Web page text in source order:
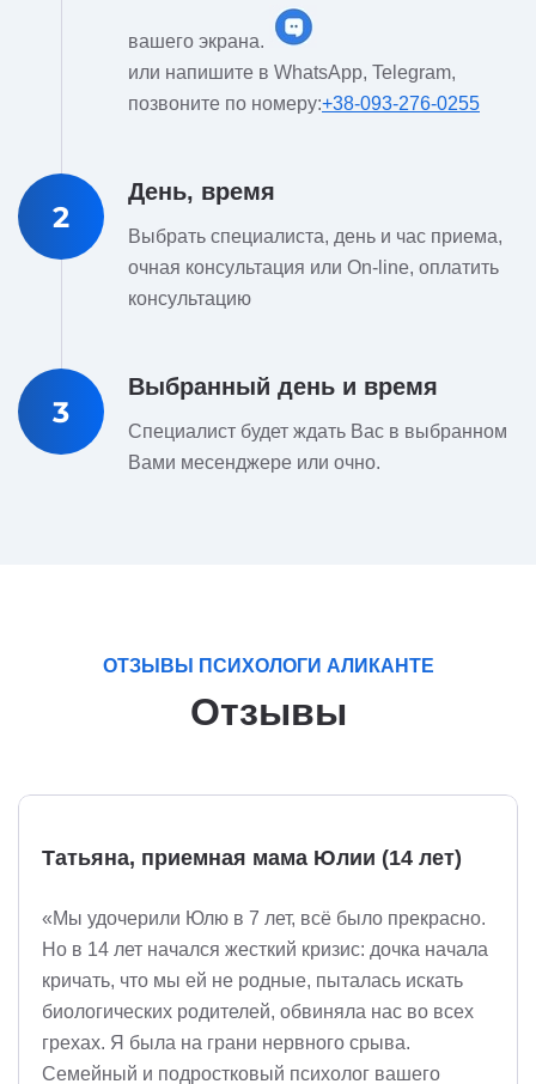
вашего экрана.
или напишите в WhatsApp, Telegram,
позвоните по номеру:+38-093-276-0255
2
День, время
Выбрать специалиста, день и час приема,
очная консультация или On-line, оплатить
консультацию
3
Выбранный день и время
Специалист будет ждать Вас в выбранном
Вами месенджере или очно.
ОТЗЫВЫ ПСИХОЛОГИ АЛИКАНТЕ
Отзывы
Татьяна, приемная мама Юлии (14 лет)
«Мы удочерили Юлю в 7 лет, всё было прекрасно.
Но в 14 лет начался жесткий кризис: дочка начала
кричать, что мы ей не родные, пыталась искать
биологических родителей, обвиняла нас во всех
грехах. Я была на грани нервного срыва.
Семейный и подростковый психолог вашего